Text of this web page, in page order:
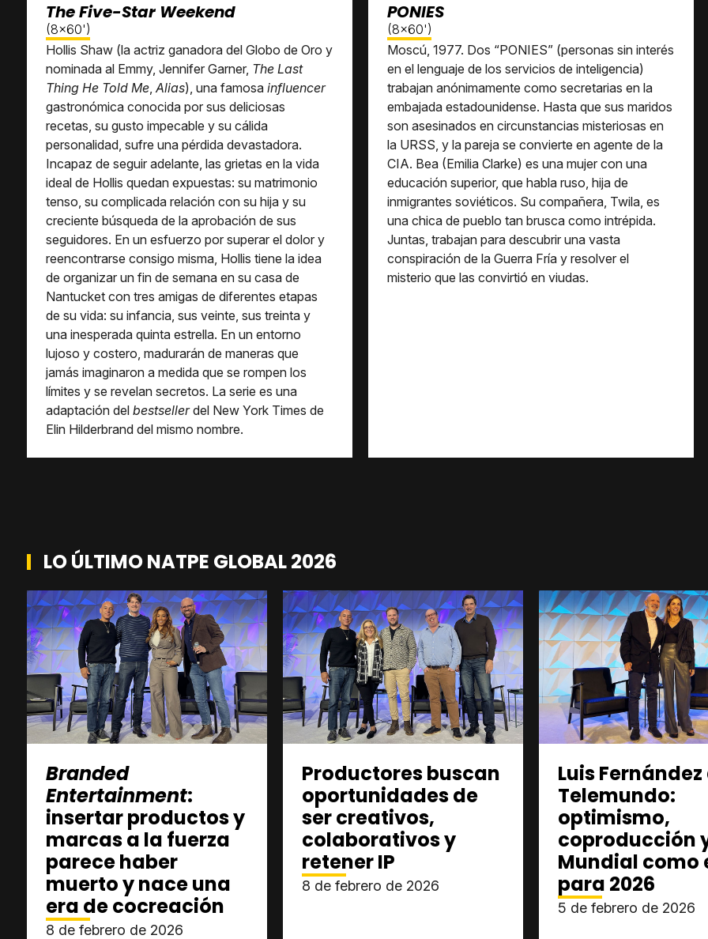
The Five-Star Weekend
(8x60')
Hollis Shaw (la actriz ganadora del Globo de Oro y
nominada al Emmy, Jennifer Garner, The Last
Thing He Told Me,Alias), una famosa influencer
gastronómica conocida por sus deliciosas
recetas, su gusto impecable y su cálida
personalidad, sufre una pérdida devastadora.
Incapaz de seguir adelante, las grietas en la vida
ideal de Hollis quedan expuestas: su matrimonio
tenso, su complicada relación con su hija y su
creciente búsqueda de la aprobación de sus
seguidores. En un esfuerzo por superar el dolor y
reencontrarse consigo misma, Hollis tiene la idea
de organizar un fin de semana en su casa de
Nantucket con tres amigas de diferentes etapas
de su vida: su infancia, sus veinte, sus treinta y
una inesperada quinta estrella. En un entorno
lujoso y costero, madurarán de maneras que
jamás imaginaron a medida que se rompen los
límites y se revelan secretos. La serie es una
adaptación del bestsellerdel New York Times de
Elin Hilderbrand del mismo nombre.
PONIES
(8x60')
Moscú, 1977. Dos “PONIES” (personas sin interés
en el lenguaje de los servicios de inteligencia)
trabajan anónimamente como secretarias en la
embajada estadounidense. Hasta que sus maridos
son asesinados en circunstancias misteriosas en
la URSS, y la pareja se convierte en agente de la
CIA. Bea (Emilia Clarke) es una mujer con una
educación superior, que habla ruso, hija de
inmigrantes soviéticos. Su compañera, Twila, es
una chica de pueblo tan brusca como intrépida.
Juntas, trabajan para descubrir una vasta
conspiración de la Guerra Fría y resolver el
misterio que las convirtió en viudas.
LO ÚLTIMO NATPE GLOBAL 2026
Branded
Entertainment:
insertar productos y
marcas a la fuerza
parece haber
muerto y nace una
era de cocreación
8 de febrero de 2026
Productores buscan
oportunidades de
ser creativos,
colaborativos y
retener IP
8 de febrero de 2026
Luis Fernández
Telemundo:
optimismo,
coproducción
Mundial como
para 2026
5 de febrero de 2026